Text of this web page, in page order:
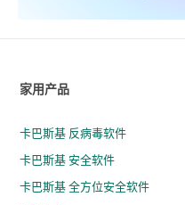
家用产品
卡巴斯基 反病毒软件
卡巴斯基 安全软件
卡巴斯基 全方位安全软件